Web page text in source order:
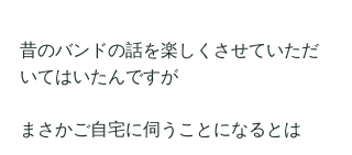
昔のバンドの話を楽しくさせていただ
いてはいたんですが
まさかご自宅に伺うことになるとは